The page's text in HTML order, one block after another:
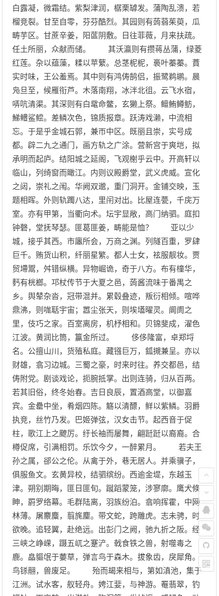
白露凝，微霜结。紫梨津润，樼栗罅发。蒲陶乱溃，若
榴竞裂。甘至自零，芬芬酷烈。其园则有蒟蒻茱萸，瓜
畴芋区。甘蔗辛姜，阳蓲阴敷。日往菲薇，月来扶疏。
任土所丽，众献而储。 其沃瀛则有攒蒋丛蒲，绿菱
红莲。杂以蕴藻，糅以苹蘩。总茎柅柅，裛叶蓁蓁。蕡
实时味，王公羞焉。其中则有鸿俦鹄侣，振鹭鹈鹕。晨
凫旦至，候雁衔芦。木落南翔，冰泮北徂。云飞水宿，
哢吭清渠。其深则有白鼋命鳖，玄獭上祭。鳣鲔鳟鲂，
鮷鳢鲨鲿。差鳞次色，锦质报章。跃涛戏濑，中流相
忘。于是乎金城石郭，兼帀中区。既丽且崇，实号成
都。辟二九之通门，画方轨之广涂。营新宫于爽垲，拟
承明而起庐。结阳城之延阁，飞观榭乎云中。开高轩以
临山，列绮窗而瞰江。内则议殿爵堂，武义虎威。宣化
之闼，崇礼之闱。华阙双邈，重门洞开。金铺交映，玉
题相晖。外则轨躅八达，里闬对出。比屋连甍，千庑万
室。亦有甲第，当衢向术。坛宇显敞，高门纳驷。庭扣
钟磬，堂抚琴瑟。匪葛匪姜，畴能是恤？ 亚以少
城，接乎其西。市廛所会，万商之渊。列隧百重，罗肆
巨千。贿货山积，纤丽星繁。都人士女，袨服靓妆。贾
贸墆鬻，舛错纵横。异物崛诡，奇于八方。布有橦华，
麫有桄榔。邛杖传节于大夏之邑，蒟酱流味于番禺之
乡。舆辇杂沓，冠带混并。累毂叠迹，叛衍相倾。喧哗
鼎沸，则哤聒宇宙；嚣尘张天，则埃壒曜灵。阛阓之
里，伎巧之家。百室离房，机杼相和。贝锦斐成，濯色
江波。黄润比筒，籯金所过。 侈侈隆富，卓郑埒
名。公擅山川，货殖私庭。藏镪巨万，鈲摫兼呈。亦以
财雄，翕习边城。三蜀之豪，时来时往。养交都邑，结
俦附党。剧谈戏论，扼腕抵掌。出则连骑，归从百两。
若其旧俗，终冬始春。吉日良辰，置酒高堂，以御嘉
宾。金罍中坐，肴烟四陈。觞以清醥，鲜以紫鳞。羽爵
执竞，丝竹乃发。巴姬弹弦，汉女击节。起西音于促
柱，歌江上之飉厉。纡长袖而屡舞，翩跹跹以裔裔。合
樽促席，引满相罚。乐饮今夕，一醉累月。 若夫王
孙之属，郤公之伦。从禽于外，巷无居人。并乘骥子，
俱服鱼文。玄黄异校，结驷缤纷。西逾金堤，东越玉
津。朔别期晦，匪日匪旬。蹴蹈蒙笼，涉寥廓。鹰犬倏
眒，罻罗络幕。毛群陆离，羽族纷泊。翕响挥霍，中网
林薄。屠麖麋，翦旄麈。带文蛇，跨雕虎。志未骋，时
欲晚。追轻翼，赴绝远。出彭门之阙，驰九折之阪。经
三峡之峥嵘，蹑五屼之蹇浐。戟食铁之兽，射噬毒之
鹿。皛貙氓于葽草，弹言鸟于森木。拔象齿，戾犀角。
鸟铩翮，兽废足。 殆而朅来相与，第如滇池，集于
江洲。试水客，舣轻舟。娉江婓，与神游。罨翡翠，钓